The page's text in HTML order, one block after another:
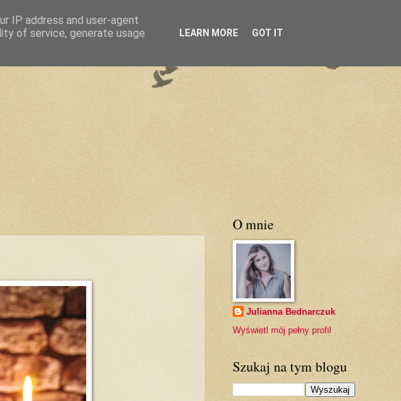
O mnie
Julianna Bednarczuk
Wyświetl mój pełny profil
Szukaj na tym blogu
IP address and user-agent
of service, generate usage
LEARN MORE GOT IT